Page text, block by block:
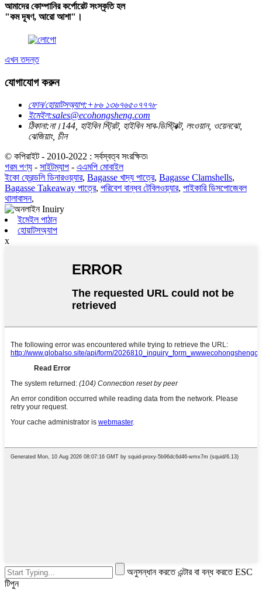
আমাদের কোম্পানির কর্পোরেট সংস্কৃতি হল
"কম দূষণ, আরো আশা"।
এখন তদন্ত
যোগাযোগ করুন
ফোন/হোয়াটসঅ্যাপ:+৮৬ ১৩৬৭৬৫০৭৭৭৮
ইমেইল:sales@ecohongsheng.com
ঠিকানা:না।144, হাইবিন স্ট্রিট, হাইবিন সাব-ডিস্ট্রিক্ট, লংওয়ান, ওয়েনঝো,
ঝেজিয়াং, চীন
© কপিরাইট - 2010-2022 : সর্বস্বত্ব সংরক্ষিত৷
গরম পণ্য - সাইটম্যাপ - এএমপি মোবাইল
ইকো ফ্রেন্ডলি ডিনারওয়্যার, Bagasse খাদ্য পাত্রে, Bagasse Clamshells,
Bagasse Takeaway পাত্রে, পরিবেশ বান্ধব টেবিলওয়্যার, পাইকারি ডিসপোজেবল
থালাবাসন,
ইমেইল পাঠান
হোয়াটসঅ্যাপ
x
অনুসন্ধান করতে এন্টার বা বন্ধ করতে ESC
টিপুন